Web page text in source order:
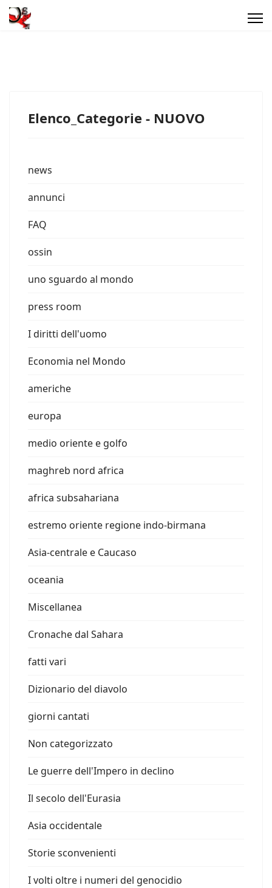
Elenco_Categorie - NUOVO
news
annunci
FAQ
ossin
uno sguardo al mondo
press room
I diritti dell'uomo
Economia nel Mondo
americhe
europa
medio oriente e golfo
maghreb nord africa
africa subsahariana
estremo oriente regione indo-birmana
Asia-centrale e Caucaso
oceania
Miscellanea
Cronache dal Sahara
fatti vari
Dizionario del diavolo
giorni cantati
Non categorizzato
Le guerre dell'Impero in declino
Il secolo dell'Eurasia
Asia occidentale
Storie sconvenienti
I volti oltre i numeri del genocidio